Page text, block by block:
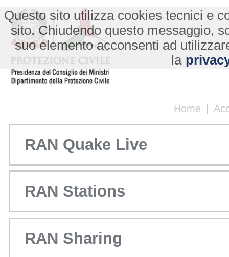
Home |
Questo sito utilizza cookies tecnici e
sito. Chiudendo questo messaggio,
suo elemento acconsenti ad
la
RAN Quake Live
RAN Stations
RAN Sharing